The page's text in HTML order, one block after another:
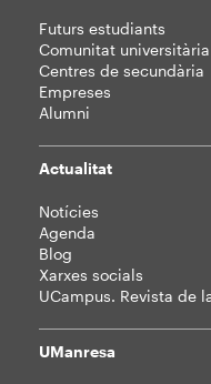
Futurs estudiants
Comunitat universitària
Centres de secundària
Empreses
Alumni
Actualitat
Notícies
Agenda
Blog
Xarxes socials
UCampus. Revista de
UManresa